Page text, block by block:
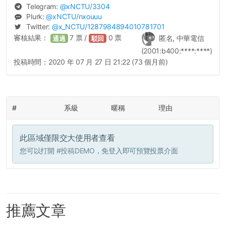
Telegram: @xNCTU/3304
Plurk:@xNCTU/nxouuu
Twitter: @x_NCTU/1287984894010781701
匿名, 中華電信
(2001:b400:****:****)
審核結果： 通過 7 票 / 駁回 0 票
投稿時間： 2020 年 07 月 27 日 21:22 (73 個月前)
# 系級 暱稱 理由
此區域僅限交大使用者查看
您可以打開 #投稿DEMO ，免登入即可預覽投票介面
推薦文章